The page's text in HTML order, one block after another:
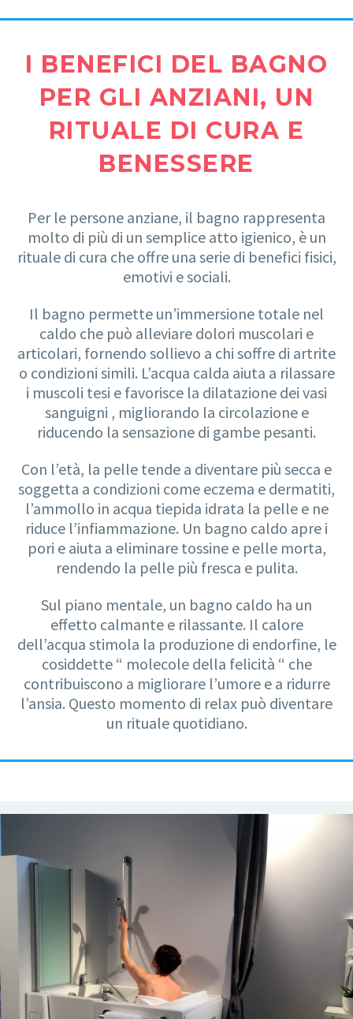
I BENEFICI DEL BAGNO
PER GLI ANZIANI, UN
RITUALE DI CURA E
BENESSERE
Per le persone anziane, il bagno rappresenta
molto di più di un semplice atto igienico, è un
rituale di cura che offre una serie di benefici fisici,
emotivi e sociali.
Il bagno permette un’immersione totale nel
caldo che può alleviare dolori muscolari e
articolari, fornendo sollievo a chi soffre di artrite
o condizioni simili. L’acqua calda aiuta a rilassare
i muscoli tesi e favorisce la dilatazione dei vasi
sanguigni , migliorando la circolazione e
riducendo la sensazione di gambe pesanti.
Con l’età, la pelle tende a diventare più secca e
soggetta a condizioni come eczema e dermatiti,
l’ammollo in acqua tiepida idrata la pelle e ne
riduce l’infiammazione. Un bagno caldo apre i
pori e aiuta a eliminare tossine e pelle morta,
rendendo la pelle più fresca e pulita.
Sul piano mentale, un bagno caldo ha un
effetto calmante e rilassante. Il calore
dell’acqua stimola la produzione di endorfine, le
cosiddette “ molecole della felicità “ che
contribuiscono a migliorare l’umore e a ridurre
l’ansia. Questo momento di relax può diventare
un rituale quotidiano.